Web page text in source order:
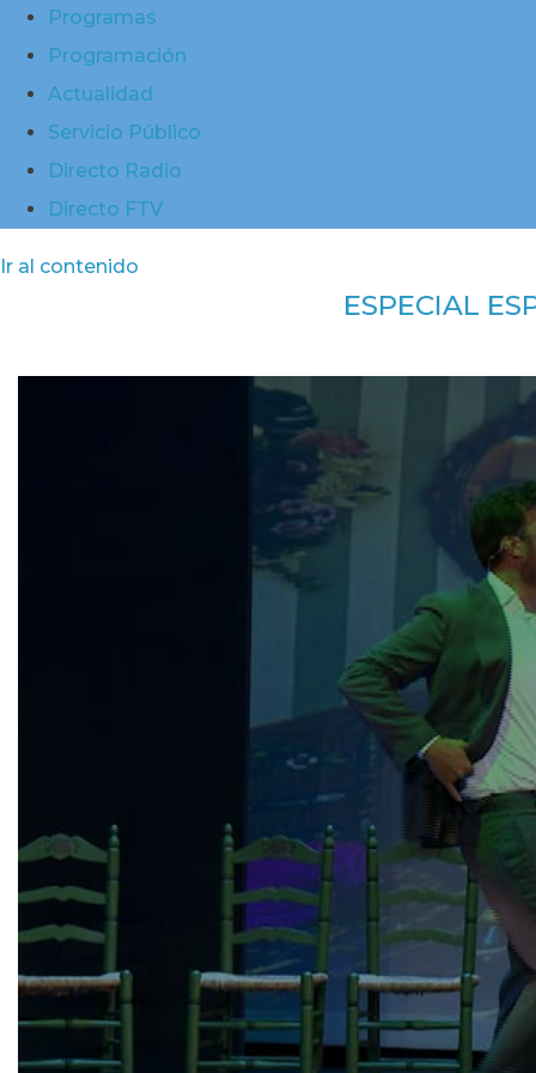
Programas
Programación
Actualidad
Servicio Público
Directo Radio
Directo FTV
Ir al contenido
ESPECIAL